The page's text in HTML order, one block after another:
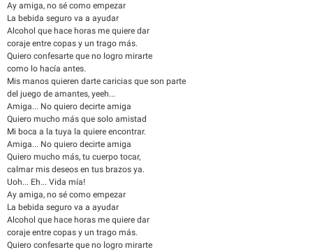
Ay amiga, no sé como empezar
La bebida seguro va a ayudar
Alcohol que hace horas me quiere dar
coraje entre copas y un trago más.
Quiero confesarte que no logro mirarte
como lo hacía antes.
Mis manos quieren darte caricias que son parte
del juego de amantes, yeeh...
Amiga... No quiero decirte amiga
Quiero mucho más que solo amistad
Mi boca a la tuya la quiere encontrar.
Amiga... No quiero decirte amiga
Quiero mucho más, tu cuerpo tocar,
calmar mis deseos en tus brazos ya.
Uoh... Eh... Vida mía!
Ay amiga, no sé como empezar
La bebida seguro va a ayudar
Alcohol que hace horas me quiere dar
coraje entre copas y un trago más.
Quiero confesarte que no logro mirarte